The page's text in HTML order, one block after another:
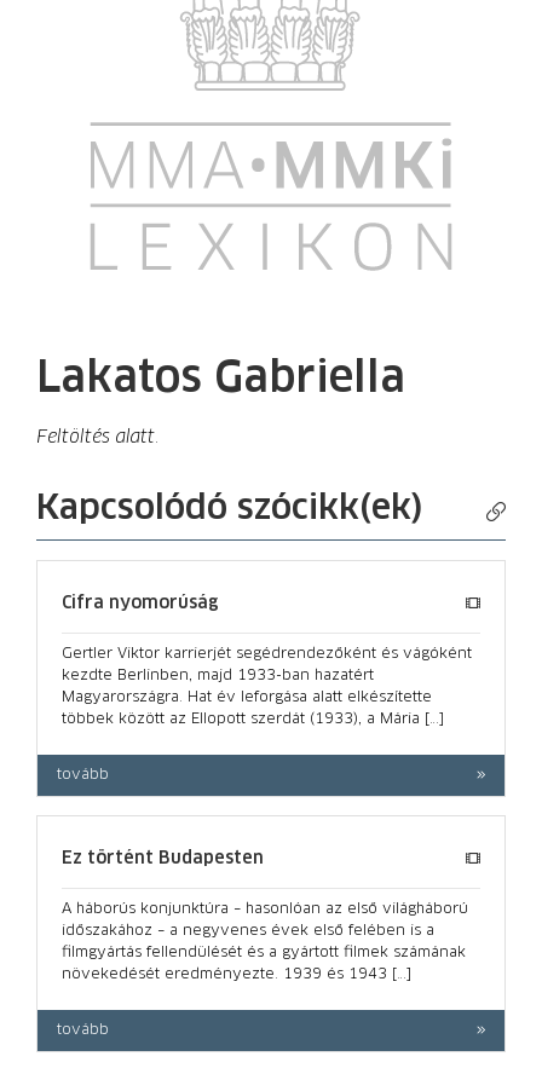
Lakatos Gabriella
Feltöltés alatt.
Kapcsolódó szócikk(ek)
Cifra nyomorúság
Gertler Viktor karrierjét segédrendezőként és vágóként
kezdte Berlinben, majd 1933-ban hazatért
Magyarországra. Hat év leforgása alatt elkészítette
többek között az Ellopott szerdát (1933), a Mária […]
tovább
Ez történt Budapesten
A háborús konjunktúra – hasonlóan az első világháború
időszakához – a negyvenes évek első felében is a
filmgyártás fellendülését és a gyártott filmek számának
növekedését eredményezte. 1939 és 1943 […]
tovább